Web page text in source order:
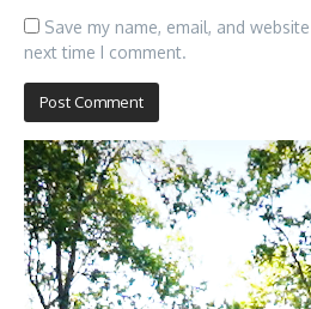
Save my name, email, and
next time I comment.